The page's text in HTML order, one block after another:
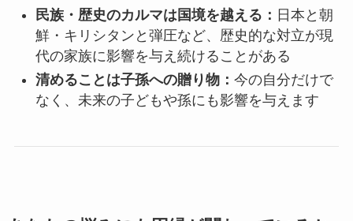
民族・歴史のカルマは国境を越える： 日本と朝
鮮・キリシタンと弾圧など、歴史的な対立が現
代の家族に影響を与え続けることがある
清めることは子孫への贈り物： 今の自分だけで
なく、未来の子どもや孫にも影響を与えます